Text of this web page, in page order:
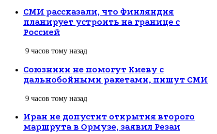
СМИ рассказали, что Финляндия
планирует устроить на границе с
Россией
9 часов тому назад
Союзники не помогут Киеву с
дальнобойными ракетами, пишут СМИ
9 часов тому назад
Иран не допустит открытия второго
маршрута в Ормузе, заявил Резаи